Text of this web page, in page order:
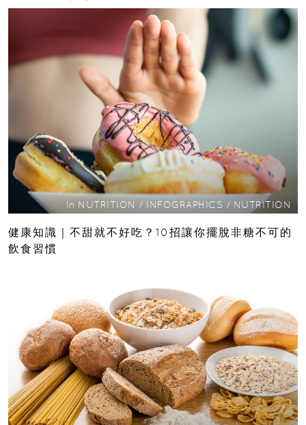
In NUTRITION / INFOGRAPHICS / NUTRITION
健康知識｜不甜就不好吃？10招讓你擺脫非糖不可的
飲食習慣